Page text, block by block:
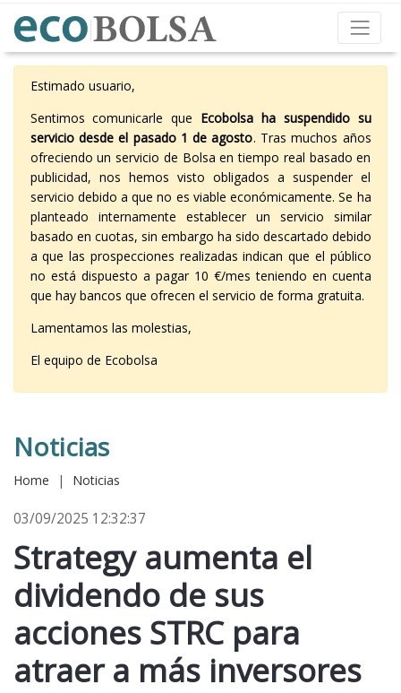
Estimado usuario,
Sentimos comunicarle que Ecobolsa ha suspendido su
servicio desde el pasado 1 de agosto. Tras muchos años
ofreciendo un servicio de Bolsa en tiempo real basado en
publicidad, nos hemos visto obligados a suspender el
servicio debido a que no es viable económicamente. Se ha
planteado internamente establecer un servicio similar
basado en cuotas, sin embargo ha sido descartado debido
a que las prospecciones realizadas indican que el público
no está dispuesto a pagar 10 €/mes teniendo en cuenta
que hay bancos que ofrecen el servicio de forma gratuita.
Lamentamos las molestias,
El equipo de Ecobolsa
Noticias
Home | Noticias
03/09/2025 12:32:37
Strategy aumenta el
dividendo de sus
acciones STRC para
atraer a más inversores